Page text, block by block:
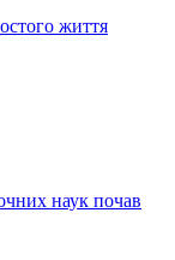
життя
наук почав